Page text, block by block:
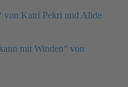
von Katri Pekri und Alide
mit Winden“ von